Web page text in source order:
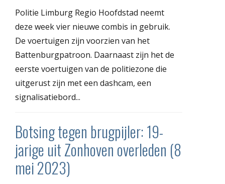
Politie Limburg Regio Hoofdstad neemt
deze week vier nieuwe combis in gebruik.
De voertuigen zijn voorzien van het
Battenburgpatroon. Daarnaast zijn het de
eerste voertuigen van de politiezone die
uitgerust zijn met een dashcam, een
signalisatiebord...
Botsing tegen brugpijler: 19-
jarige uit Zonhoven overleden (8
mei 2023)